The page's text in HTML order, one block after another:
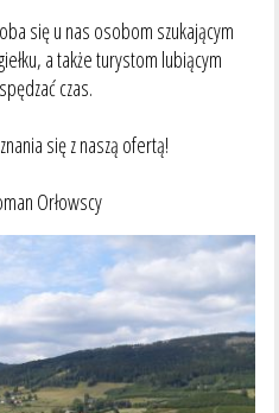
się u nas osobom szukającym
a także turystom lubiącym
czas.
się z naszą ofertą!
Orłowscy